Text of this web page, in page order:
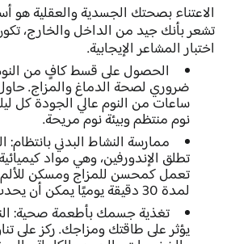
الاعتناء بصحتك الجسدية والعقلية هو
تشعر بأنك جيد من الداخل والخارج،
اختبار المشاعر الإيجابية.
الحصول على قسط كافٍ من
ساعات من النوم عالي الجودة كل
نوم منتظم وبيئة نوم مريحة.
ممارسة النشاط البدني بانتظام:
تطلق الإندورفين، وهي مواد
تعمل كمحسن للمزاج ومسكن
لمدة 30 دقيقة يوميًا يمكن أن يحدث فرقًا كبيرًا.
تغذية جسمك بأطعمة صحية:
يؤثر على طاقتك ومزاجك. ركز على